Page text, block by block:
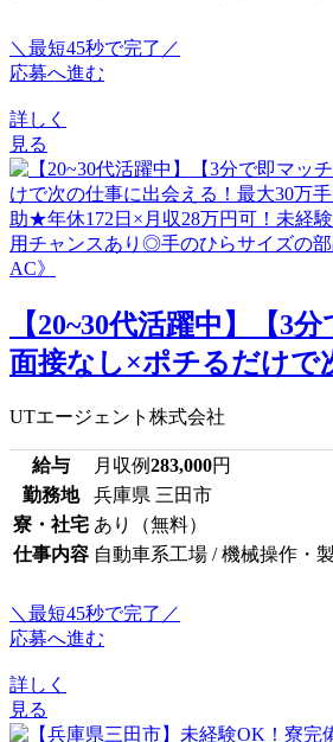
＼最短45秒で完了／
応募へ進む
詳しく
見る
【20~30代活躍中】【3
面接なし×ポチるだけで
UTエージェント株式会社
給与 月収例283,000円
勤務地
兵庫県 三田市
寮・社宅 あり（無料）
仕事内容 自動車系工場 / 機械操作・
＼最短45秒で完了／
応募へ進む
詳しく
見る